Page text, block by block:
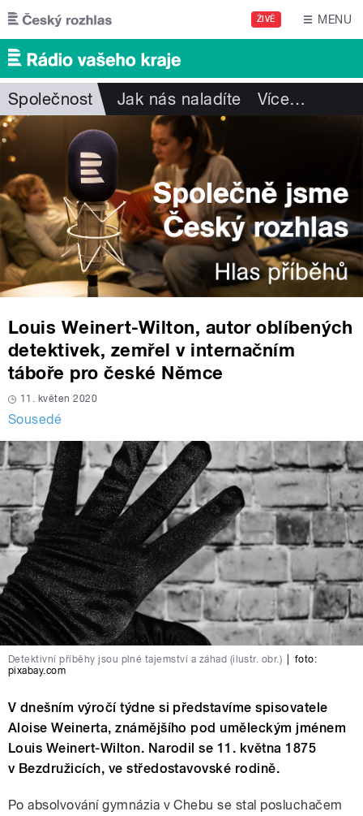
Přejít k hlavnímu obsahu
ŽIVĚ MENU
Společnost Jak nás naladíte Více…
Louis Weinert-Wilton, autor oblíbených
detektivek, zemřel v internačním
táboře pro české Němce
11. květen 2020
Sousedé
Detektivní příběhy jsou plné tajemství a záhad (ilustr. obr.)
foto:
pixabay.com
V dnešním výročí týdne si představíme spisovatele
Aloise Weinerta, známějšího pod uměleckým jménem
Louis Weinert-Wilton. Narodil se 11. května 1875
v Bezdružicích, ve středostavovské rodině.
Po absolvování gymnázia v Chebu se stal posluchačem